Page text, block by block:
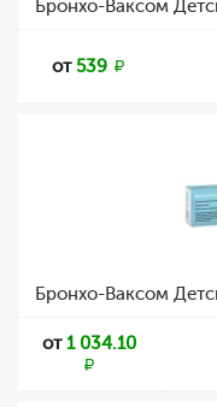
Бронхо-Ваксом
от539
Бронхо-Ваксом
от1 034.10